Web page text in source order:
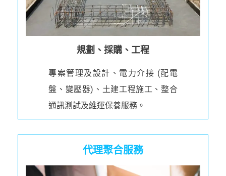
規劃、採購、工程
專案管理及設計、電力介接 (配電
盤、變壓器)、土建工程施工、整合
通訊測試及維運保養服務。
代理聚合服務